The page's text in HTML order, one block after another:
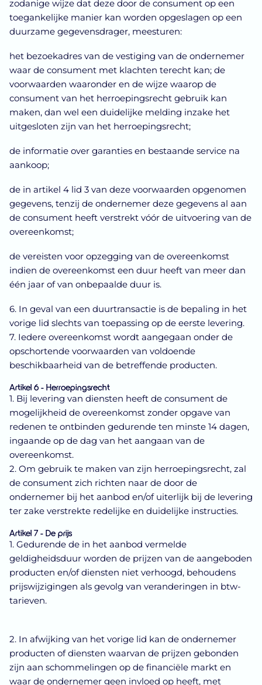
zodanige wijze dat deze door de consument op een
toegankelijke manier kan worden opgeslagen op een
duurzame gegevensdrager, meesturen:
het bezoekadres van de vestiging van de ondernemer
waar de consument met klachten terecht kan; de
voorwaarden waaronder en de wijze waarop de
consument van het herroepingsrecht gebruik kan
maken, dan wel een duidelijke melding inzake het
uitgesloten zijn van het herroepingsrecht;
de informatie over garanties en bestaande service na
aankoop;
de in artikel 4 lid 3 van deze voorwaarden opgenomen
gegevens, tenzij de ondernemer deze gegevens al aan
de consument heeft verstrekt vóór de uitvoering van de
overeenkomst;
de vereisten voor opzegging van de overeenkomst
indien de overeenkomst een duur heeft van meer dan
één jaar of van onbepaalde duur is.
6. In geval van een duurtransactie is de bepaling in het
vorige lid slechts van toepassing op de eerste levering.
7. Iedere overeenkomst wordt aangegaan onder de
opschortende voorwaarden van voldoende
beschikbaarheid van de betreffende producten.
Artikel 6 - Herroepingsrecht
1. Bij levering van diensten heeft de consument de
mogelijkheid de overeenkomst zonder opgave van
redenen te ontbinden gedurende ten minste 14 dagen,
ingaande op de dag van het aangaan van de
overeenkomst.
2. Om gebruik te maken van zijn herroepingsrecht, zal
de consument zich richten naar de door de
ondernemer bij het aanbod en/of uiterlijk bij de levering
ter zake verstrekte redelijke en duidelijke instructies.
Artikel 7 - De prijs
1. Gedurende de in het aanbod vermelde
geldigheidsduur worden de prijzen van de aangeboden
producten en/of diensten niet verhoogd, behoudens
prijswijzigingen als gevolg van veranderingen in btw-
tarieven.
2. In afwijking van het vorige lid kan de ondernemer
producten of diensten waarvan de prijzen gebonden
zijn aan schommelingen op de financiële markt en
waar de ondernemer geen invloed op heeft, met